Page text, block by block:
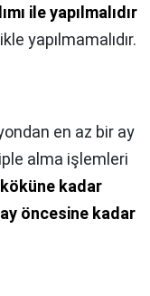
ile yapılmalıdır
yapılmamalıdır.
en az bir ay
alma işlemleri
köküne kadar
öncesine kadar